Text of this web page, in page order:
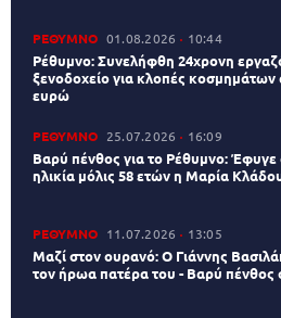
ΡΕΘΥΜΝΟ 01.08.2026 10:44
Ρέθυμνο: Συνελήφθη 24χρονη
ξενοδοχείο για κλοπές κοσμημάτων
ευρώ
ΡΕΘΥΜΝΟ 25.07.2026 16:09
Βαρύ πένθος για το Ρέθυμνο:
ηλικία μόλις 58 ετών η Μαρία
ΡΕΘΥΜΝΟ 11.07.2026 13:05
Μαζί στον ουρανό: Ο Γιάννης
τον ήρωα πατέρα του - Βαρύ πένθος